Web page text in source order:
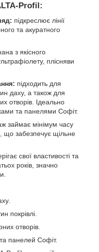
Profil:
підкреслює лінії
та акуратного
з якісного
плісняви
підходить для
даху, а також для
отворів. Ідеально
та панелями Софіт.
займає мінімум часу
що забезпечує щільне
свої властивості та
років, значно
покрівлі.
отворів.
панелей Софіт.